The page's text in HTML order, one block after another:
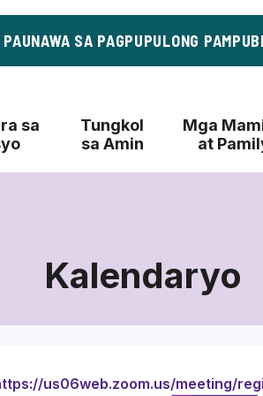
PAUNAWA SA PAGPUPULONG
sa
Tungkol
sa Amin
Mga
at
Kalendaryo
us06web.zoom.us/meeting/